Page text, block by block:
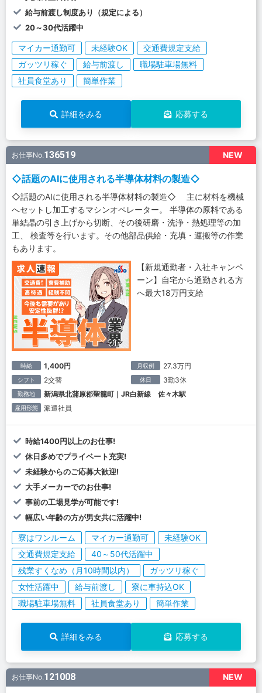
給与前渡し制度あり（規定による）
20～30代活躍中
マイカー通勤可 未経験OK
交通費規定支給
ガッツリ稼ぐ
給与前渡し
職場駐車場無料
社員食堂あり
簡単作業
詳細をみる 応募する
NEW
お仕事No.136519
◇話題のAIに使用される半導体材料の製造◇
◇話題のAIに使用される半導体材料の製造◇ 主に材料を機械
へセットし加工するマシンオペレーター。 半導体の原料である
単結晶の引き上げから切断、その後研磨・洗浄・熱処理等の加
工、 検査等を行います。その他部品供給・充填・運搬等の作業
もあります。
【新規通勤者・入社キャンペ
ーン】自宅から通勤される方
へ最大18万円支給
時給 1,400円 月収例 27.3万円
シフト 2交替 休日 3勤3休
勤務地 新潟県北蒲原郡聖籠町｜JR白新線 佐々木駅
雇用形態 派遣社員
時給1400円以上のお仕事!
休日多めでプライベート充実!
未経験からのご応募大歓迎!
大手メーカーでのお仕事!
事前の工場見学が可能です!
幅広い年齢の方が男女共に活躍中!
寮はワンルーム マイカー通勤可
未経験OK
交通費規定支給
40～50代活躍中
残業すくなめ（月10時間以内）
ガッツリ稼ぐ
女性活躍中
給与前渡し
寮に車持込OK
職場駐車場無料
社員食堂あり 簡単作業
詳細をみる 応募する
NEW
お仕事No.121008